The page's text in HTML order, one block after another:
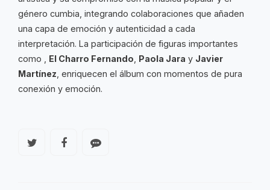
género cumbia, integrando colaboraciones que añaden
una capa de emoción y autenticidad a cada
interpretación. La participación de figuras importantes
como , El Charro Fernando, Paola Jara y Javier
Martínez, enriquecen el álbum con momentos de pura
conexión y emoción.